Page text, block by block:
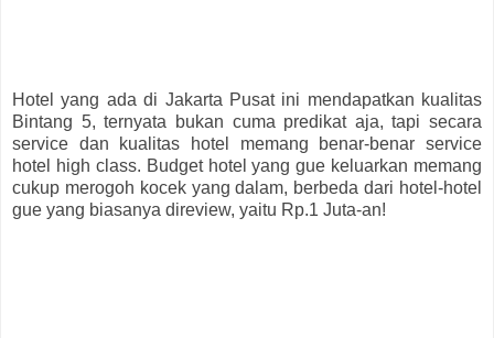
Hotel yang ada di Jakarta Pusat ini mendapatkan kualitas
Bintang 5, ternyata bukan cuma predikat aja, tapi secara
service dan kualitas hotel memang benar-benar service
hotel high class. Budget hotel yang gue keluarkan memang
cukup merogoh kocek yang dalam, berbeda dari hotel-hotel
gue yang biasanya direview, yaitu Rp.1 Juta-an!